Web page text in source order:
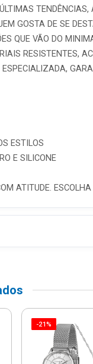
TENDÊNCIAS,
GOSTA DE SE
QUE VÃO DO
RESISTENTES,
ESTILOS
E SILICONE
ATITUDE. ESCOLHA
-21%